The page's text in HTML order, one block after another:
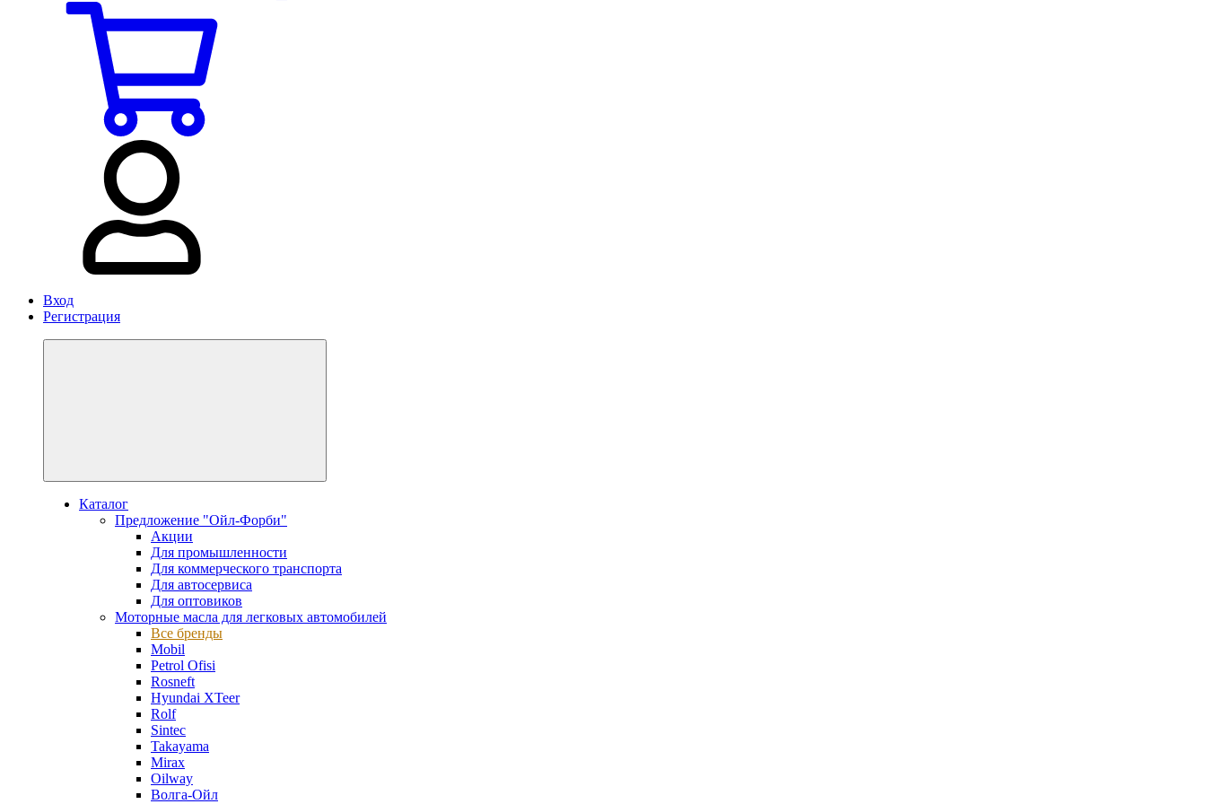
Вход
Регистрация
Каталог
Предложение "Ойл-Форби"
Акции
Для промышленности
Для коммерческого транспорта
Для автосервиса
Для оптовиков
Моторные масла для легковых автомобилей
Все бренды
Mobil
Petrol Ofisi
Rosneft
Hyundai XTeer
Rolf
Sintec
Takayama
Mirax
Oilway
Волга-Ойл